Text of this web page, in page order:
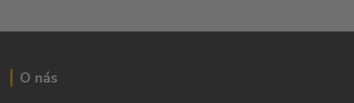
O nás